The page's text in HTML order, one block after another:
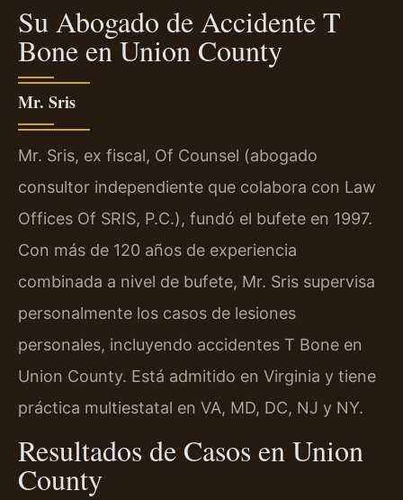
Su Abogado de Accidente T
Bone en Union County
Mr. Sris
Mr. Sris, ex fiscal, Of Counsel (abogado
consultor independiente que colabora con Law
Offices Of SRIS, P.C.), fundó el bufete en 1997.
Con más de 120 años de experiencia
combinada a nivel de bufete, Mr. Sris supervisa
personalmente los casos de lesiones
personales, incluyendo accidentes T Bone en
Union County. Está admitido en Virginia y tiene
práctica multiestatal en VA, MD, DC, NJ y NY.
Resultados de Casos en Union
County